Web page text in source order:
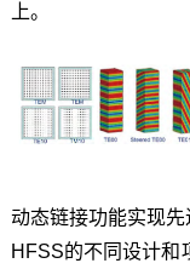
上。
动态链接功能实现
HFSS的不同设计和